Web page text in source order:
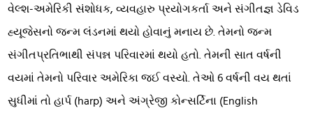
વેલ્શ-અમેરિકી સંશોધક, વ્યવહારુ પ્રયોગકર્તા અને સંગીતજ્ઞ ડેવિડ
હ્યૂજેસનો જન્મ લંડનમાં થયો હોવાનું મનાય છે. તેમનો જન્મ
સંગીતપ્રતિભાથી સંપન્ન પરિવારમાં થયો હતો. તેમની સાત વર્ષની
વયમાં તેમનો પરિવાર અમેરિકા જઈ વસ્યો. તેઓ 6 વર્ષની વય થતાં
સુધીમાં તો હાર્પ (harp) અને અંગ્રેજી કોન્સર્ટિના (English